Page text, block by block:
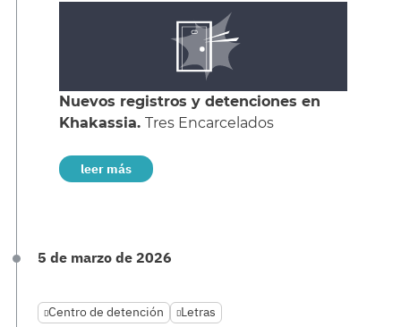
Nuevos registros y detenciones en
Khakassia. Tres Encarcelados
leer más
5 de marzo de 2026
Centro de detención Letras